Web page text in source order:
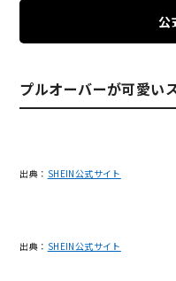
公
プルオーバーが可愛い
出典： SHEIN公式サイト
出典： SHEIN公式サイト